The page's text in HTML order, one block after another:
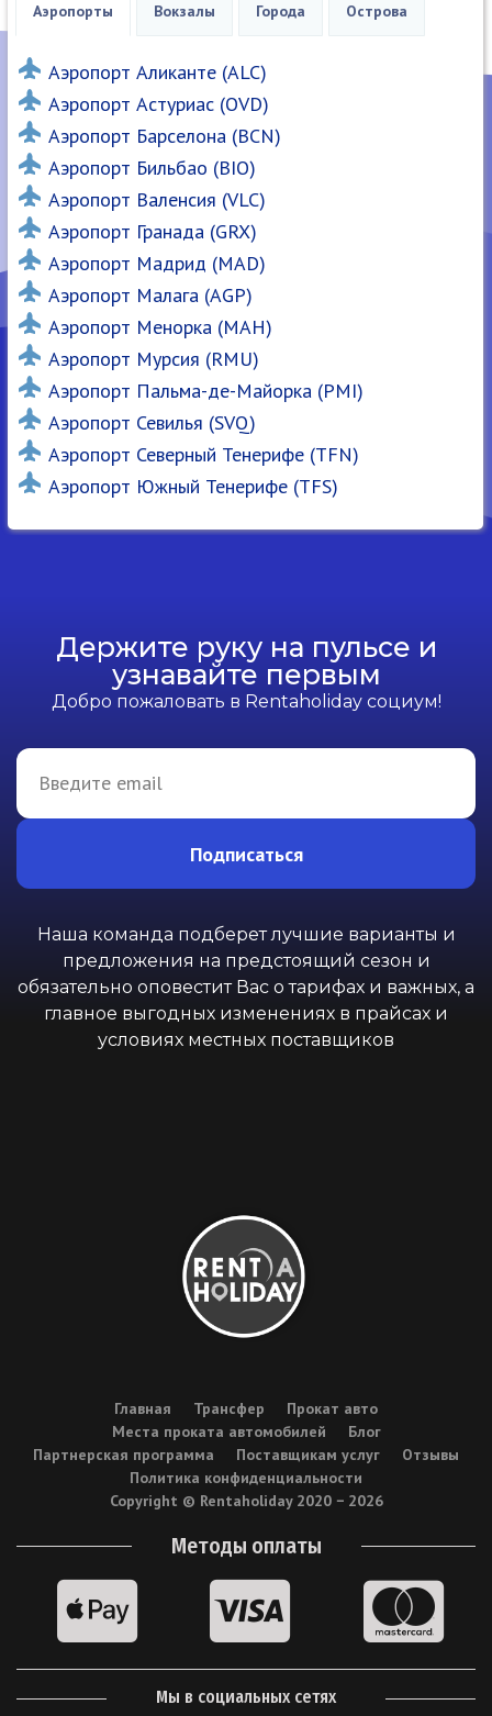
Аэропорты Вокзалы Города Острова
Аэропорт Аликанте (ALC)
Аэропорт Астуриас (OVD)
Аэропорт Барселона (BCN)
Аэропорт Бильбао (BIO)
Аэропорт Валенсия (VLC)
Аэропорт Гранада (GRX)
Аэропорт Мадрид (MAD)
Аэропорт Малага (AGP)
Аэропорт Менорка (MAH)
Аэропорт Мурсия (RMU)
Аэропорт Пальма-де-Майорка (PMI)
Аэропорт Севилья (SVQ)
Аэропорт Северный Тенерифе (TFN)
Аэропорт Южный Тенерифе (TFS)
Держите руку на пульсе и
узнавайте первым
Добро пожаловать в Rentaholiday социум!
Подписаться
Наша команда подберет лучшие варианты и
предложения на предстоящий сезон и
обязательно оповестит Вас о тарифах и важных, а
главное выгодных изменениях в прайсах и
условиях местных поставщиков
Главная Трансфер
Прокат авто
Места проката автомобилей
Блог
Партнерская программа
Поставщикам услуг
Отзывы
Политика конфиденциальности
Copyright © Rentaholiday 2020 − 2026
Методы оплаты
Мы в социальных сетях